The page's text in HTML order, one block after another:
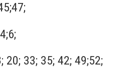
33; 35; 42; 49;52;